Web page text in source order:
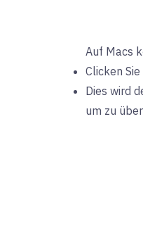
Auf Macs
Clicken
Dies wird
um zu